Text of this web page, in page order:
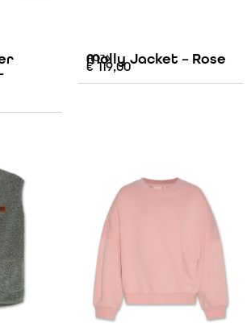
AO76
Molly Jacket – Rose
€119,00